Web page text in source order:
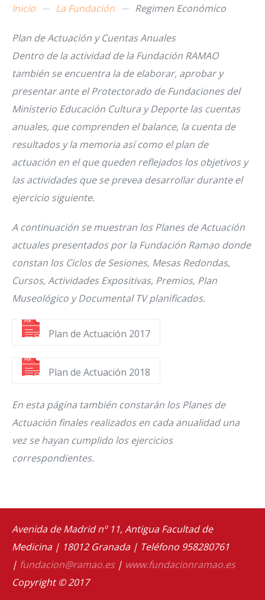
Inicio La Fundación Regimen Económico
Plan de Actuación y Cuentas Anuales
Dentro de la actividad de la Fundación RAMAO
también se encuentra la de elaborar, aprobar y
presentar ante el Protectorado de Fundaciones del
Ministerio Educación Cultura y Deporte las cuentas
anuales, que comprenden el balance, la cuenta de
resultados y la memoria así como el plan de
actuación en el que queden reflejados los objetivos y
las actividades que se prevea desarrollar durante el
ejercicio siguiente.
A continuación se muestran los Planes de Actuación
actuales presentados por la Fundación Ramao donde
constan los Ciclos de Sesiones, Mesas Redondas,
Cursos, Actividades Expositivas, Premios, Plan
Museológico y Documental TV planificados.
Plan de Actuación 2017
Plan de Actuación 2018
En esta página también constarán los Planes de
Actuación finales realizados en cada anualidad una
vez se hayan cumplido los ejercicios
correspondientes.
Avenida de Madrid nº 11, Antigua Facultad de
Medicina | 18012 Granada | Teléfono 958280761
| fundacion@ramao.es| www.fundacionramao.es
Copyright © 2017